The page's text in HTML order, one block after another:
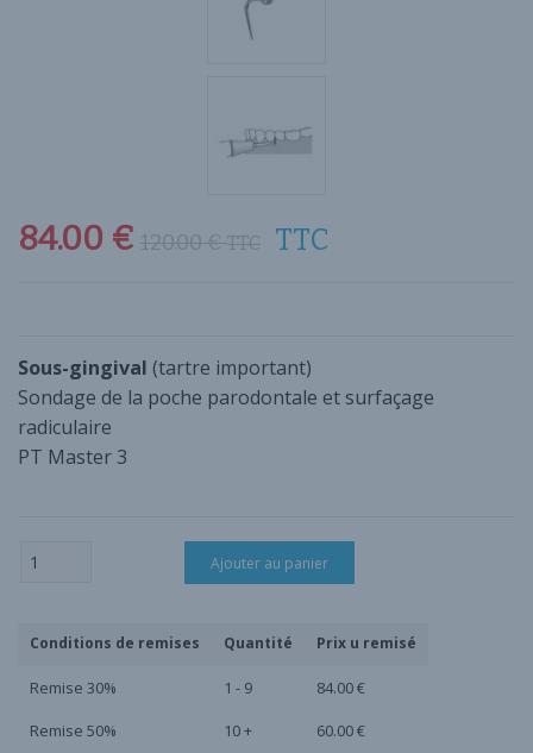
120.00€ TTC
84.00 € TTC
Sous-gingival (tartre important)
Sondage de la poche parodontale et surfaçage
radiculaire
PT Master 3
de
Ajouter au panier
Conditions de remises Quantité Prix u remisé
Remise 30% 1 - 9 84.00€
Remise 50%
10 + 60.00€